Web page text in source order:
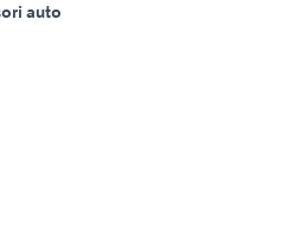
auto